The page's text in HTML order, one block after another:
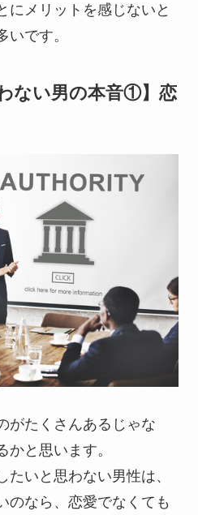
にメリットを感じないと
いです。
ない男の本音①】恋
がたくさんあるじゃな
かと思います。
たいと思わない男性は、
のなら、恋愛でなくても